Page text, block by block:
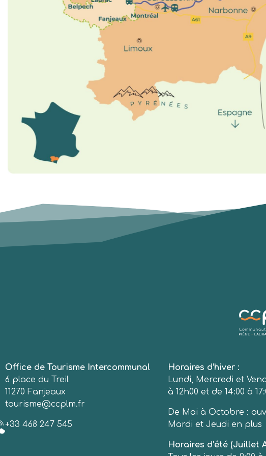
Office de Tourisme Intercommunal
6 place du Treil
11270 Fanjeaux
tourisme@ccplm.fr
+33 468 247 545
Horaires d’hiver :
Lundi, Mercredi et
à 12h00 et de 14:00 à
De Mai à Octobre :
Mardi et Jeudi en plus
Horaires d’été (Juillet